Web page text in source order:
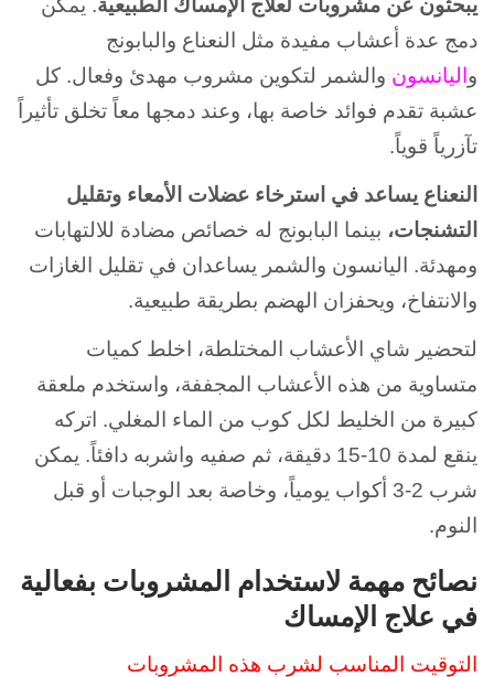
يبحثون عن مشروبات لعلاج الإمساك الطبيعية. يمكن
دمج عدة أعشاب مفيدة مثل النعناع والبابونج
واليانسون والشمر لتكوين مشروب مهدئ وفعال. كل
عشبة تقدم فوائد خاصة بها، وعند دمجها معاً تخلق تأثيراً
تآزرياً قوياً.
النعناع يساعد في استرخاء عضلات الأمعاء وتقليل
التشنجات، بينما البابونج له خصائص مضادة للالتهابات
ومهدئة. اليانسون والشمر يساعدان في تقليل الغازات
والانتفاخ، ويحفزان الهضم بطريقة طبيعية.
لتحضير شاي الأعشاب المختلطة، اخلط كميات
متساوية من هذه الأعشاب المجففة، واستخدم ملعقة
كبيرة من الخليط لكل كوب من الماء المغلي. اتركه
ينقع لمدة 10-15 دقيقة، ثم صفيه واشربه دافئاً. يمكن
شرب 2-3 أكواب يومياً، وخاصة بعد الوجبات أو قبل
النوم.
نصائح مهمة لاستخدام المشروبات بفعالية
في علاج الإمساك
التوقيت المناسب لشرب هذه المشروبات